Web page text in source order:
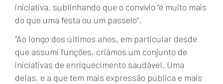
iniciativa, sublinhando que o convívio “é muito mais
do que uma festa ou um passeio”.
“Ao longo dos últimos anos, em particular desde
que assumi funções, criámos um conjunto de
iniciativas de enriquecimento saudável. Uma
delas, e a que tem mais expressão pública e mais